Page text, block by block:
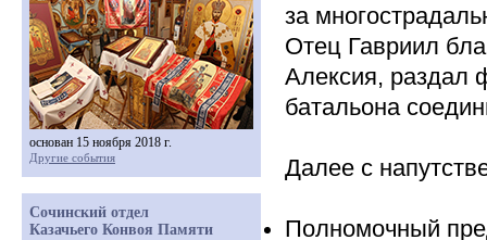
за
Отец Гавриил
Алексия, раздал
батальона
Далее с
Полномочный
основан 15 ноября 2018 г.
Другие события
Сочинский отдел
Казачьего Конвоя Памяти